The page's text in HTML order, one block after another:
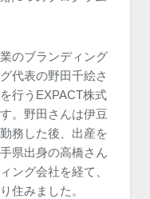
のブランディング
代表の野田千絵さ
行うEXPACT株式
。野田さんは伊豆
務した後、出産を
県出身の高橋さん
ング会社を経て、
住みました。